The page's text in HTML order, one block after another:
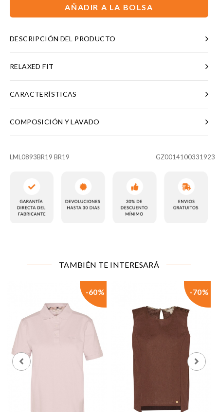
AÑADIR A LA BOLSA
DESCRIPCIÓN DEL PRODUCTO
RELAXED FIT
CARACTERÍSTICAS
COMPOSICIÓN Y LAVADO
LML0893BR19 BR19 GZ0014100331923
TAMBIÉN TE INTERESARÁ
-60% -70%
Estas cookies son necesarias para que el sitio web
funcione y no se pueden desactivar en nuestros
sistemas. Puede configurar su navegador para bloquear
o alertar sobre estas cookies, pero alguna áreas del sitio
no funcionarán. Estas cookies no almacenan ninguna
información de identificación personal.
Cookies de rendimiento y analíticas
Estas cookies nos permiten contar las visitas y fuentes
de tráfico para poder evaluar el rendimiento de nuestro
sitio y mejorarlo. Nos ayudan a saber qué páginas son
las más o menos visitadas, y cómo los visitantes
navegan por el sitio. Toda la información que recogen
estas cookies es agregada y, por lo tanto, es anónima.